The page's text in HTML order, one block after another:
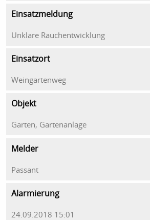
Einsatzmeldung
Unklare Rauchentwicklung
Einsatzort
Weingartenweg
Objekt
Garten, Gartenanlage
Melder
Passant
Alarmierung
24.09.2018 15:01